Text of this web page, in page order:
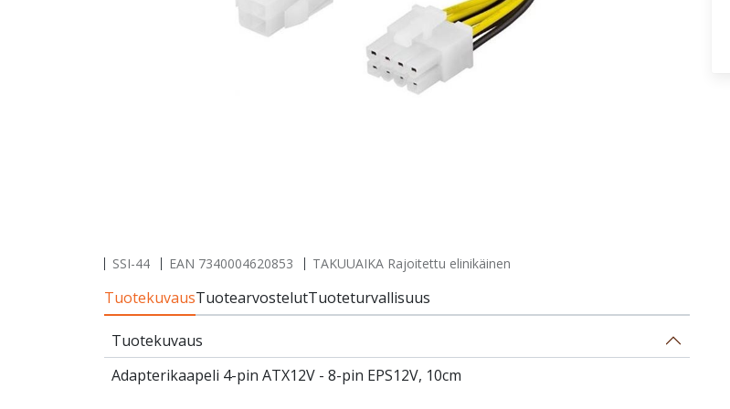
SSI-44 EAN 7340004620853 TAKUUAIKA Rajoitettu elinikäinen
TuotekuvausTuotearvostelutTuoteturvallisuus
Tuotekuvaus
Adapterikaapeli 4-pin ATX12V - 8-pin EPS12V, 10cm